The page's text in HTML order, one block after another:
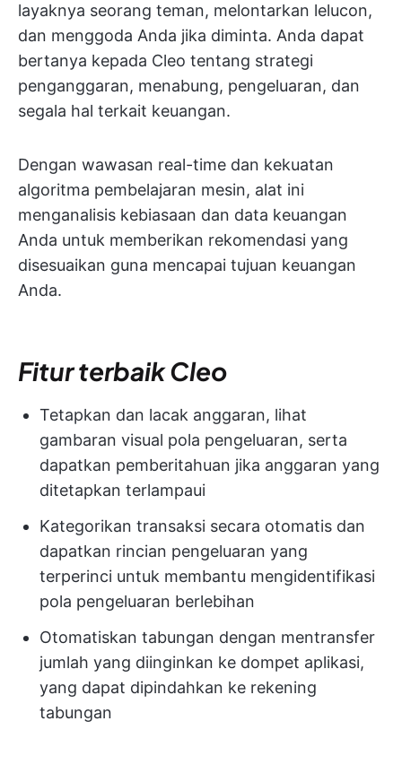
layaknya seorang teman, melontarkan lelucon,
dan menggoda Anda jika diminta. Anda dapat
bertanya kepada Cleo tentang strategi
penganggaran, menabung, pengeluaran, dan
segala hal terkait keuangan.
Dengan wawasan real-time dan kekuatan
algoritma pembelajaran mesin, alat ini
menganalisis kebiasaan dan data keuangan
Anda untuk memberikan rekomendasi yang
disesuaikan guna mencapai tujuan keuangan
Anda.
Fitur terbaik Cleo
Tetapkan dan lacak anggaran, lihat
gambaran visual pola pengeluaran, serta
dapatkan pemberitahuan jika anggaran yang
ditetapkan terlampaui
Kategorikan transaksi secara otomatis dan
dapatkan rincian pengeluaran yang
terperinci untuk membantu mengidentifikasi
pola pengeluaran berlebihan
Otomatiskan tabungan dengan mentransfer
jumlah yang diinginkan ke dompet aplikasi,
yang dapat dipindahkan ke rekening
tabungan